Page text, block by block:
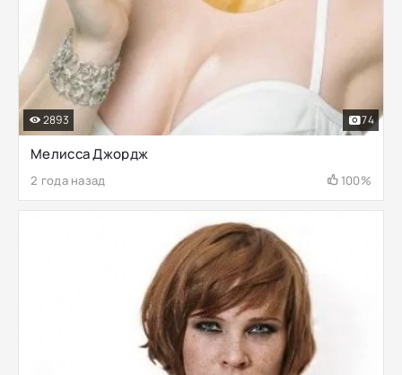
Мелисса Джордж
2 года назад 100%
2893 74